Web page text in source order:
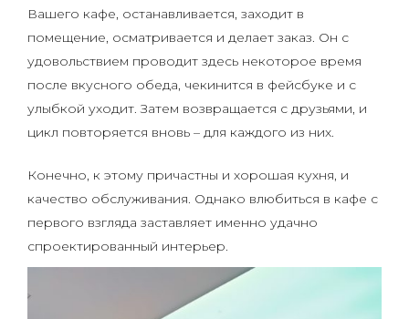
Вашего кафе, останавливается, заходит в
помещение, осматривается и делает заказ. Он с
удовольствием проводит здесь некоторое время
после вкусного обеда, чекинится в фейсбуке и с
улыбкой уходит. Затем возвращается с друзьями, и
цикл повторяется вновь – для каждого из них.
Конечно, к этому причастны и хорошая кухня, и
качество обслуживания. Однако влюбиться в кафе с
первого взгляда заставляет именно удачно
спроектированный интерьер.